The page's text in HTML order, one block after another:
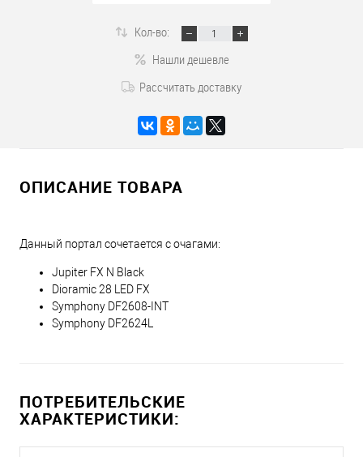
Кол-во:
Нашли дешевле
Рассчитать доставку
ОПИСАНИЕ ТОВАРА
Данный портал сочетается с очагами:
Jupiter FX N Black
Dioramic 28 LED FX
Symphony DF2608-INT
Symphony DF2624L
ПОТРЕБИТЕЛЬСКИЕ
ХАРАКТЕРИСТИКИ: